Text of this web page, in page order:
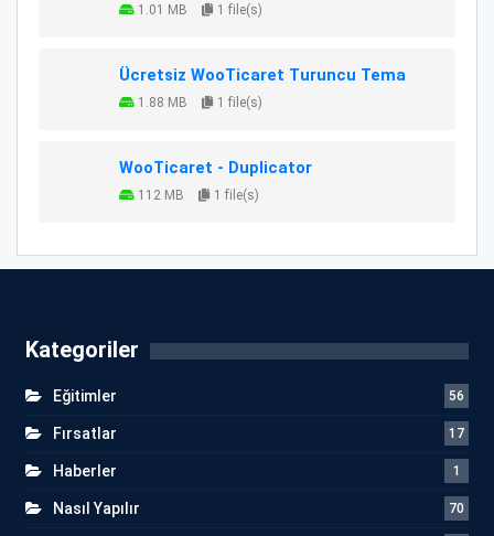
1.01 MB 1 file(s)
Ücretsiz WooTicaret Turuncu Tema
1.88 MB 1 file(s)
WooTicaret - Duplicator
112 MB 1 file(s)
Kategoriler
Eğitimler 56
Fırsatlar 17
Haberler 1
Nasıl Yapılır 70